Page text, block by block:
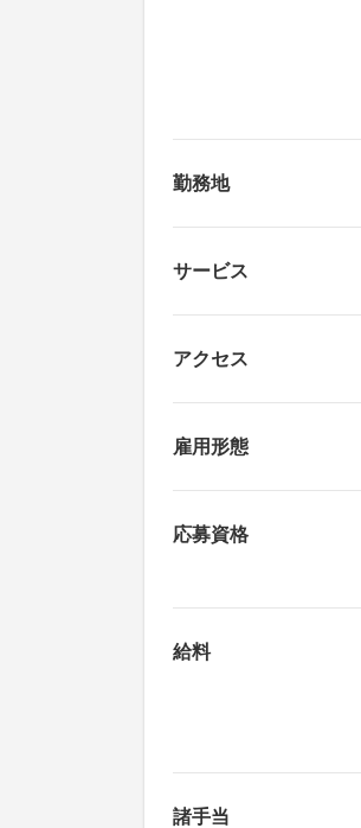
勤務地
サービス
アクセス
雇用形態
応募資格
給料
諸手当